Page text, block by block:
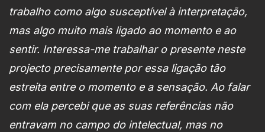
trabalho como algo susceptível à interpretação,
mas algo muito mais ligado ao momento e ao
sentir. Interessa-me trabalhar o presente neste
projecto precisamente por essa ligação tão
estreita entre o momento e a sensação. Ao falar
com ela percebi que as suas referências não
entravam no campo do intelectual, mas no